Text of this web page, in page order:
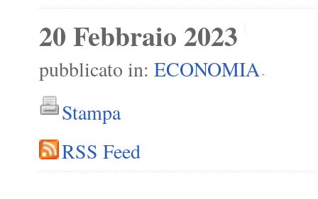
20 Febbraio 2023
pubblicato in: ECONOMIA -
Stampa
RSS Feed